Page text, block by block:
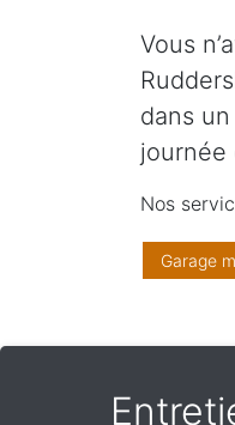
Vous
dans
journée
Nos
Garage